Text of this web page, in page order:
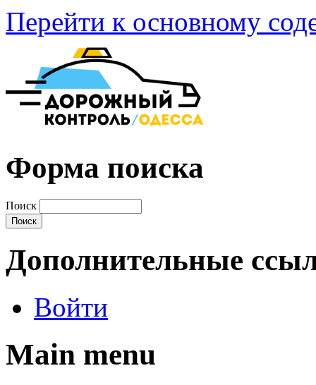
Перейти к основному
Форма поиска
Поиск
Дополнительные
Войти
Main menu